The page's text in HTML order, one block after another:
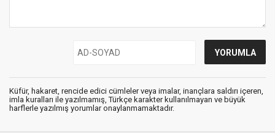
Küfür, hakaret, rencide edici cümleler veya imalar, inançlara saldırı içeren,
imla kuralları ile yazılmamış, Türkçe karakter kullanılmayan ve büyük
harflerle yazılmış yorumlar onaylanmamaktadır.